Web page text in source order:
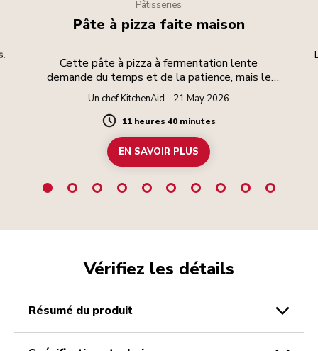
Pâtisseries
Pâte à pizza faite maison
Cette pâte à pizza à fermentation lente
demande du temps et de la patience, mais le
résultat en vaut la peine.
Un chef KitchenAid - 21 May 2026
Duration
11 heures 40 minutes
EN SAVOIR PLUS
Vérifiez les détails
résumé du produit